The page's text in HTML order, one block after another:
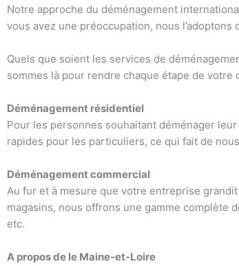
Notre approche du déménagement
vous avez une préoccupation, nous
Quels que soient les services de
sommes là pour rendre chaque étape de
Déménagement résidentiel
Pour les personnes souhaitant déménager
rapides pour les particuliers, ce qui fait de
Déménagement commercial
Au fur et à mesure que votre entreprise
magasins, nous offrons une gamme complète
etc.
A propos de le Maine-et-Loire